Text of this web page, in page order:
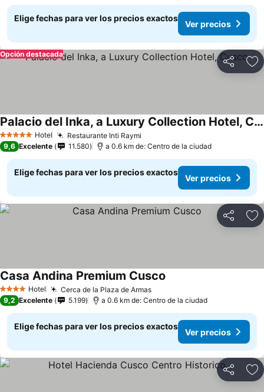
Elige fechas para ver los precios exactos
Ver precios
Compartir
Opción destacada
5 Estrellas Hotel Restaurante Inti Raymi
Palacio del Inka, a Luxury Collection Hotel, Cusco
9,6 Excelente 11.580 a 0.6 km de: Centro de la ciudad
Elige fechas para ver los precios exactos
Ver precios
Compartir
4 EstrellasHotel Cerca de la Plaza de Armas
Casa Andina Premium Cusco
9,2 Excelente 5.199 a 0.6 km de: Centro de la ciudad
Elige fechas para ver los precios exactos
Ver precios
Compartir